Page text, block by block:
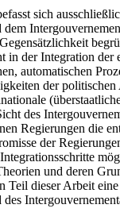
sich
in der Integration der
automatischen
der
des
Regierungen die
der
und deren
Teil dieser Arbeit